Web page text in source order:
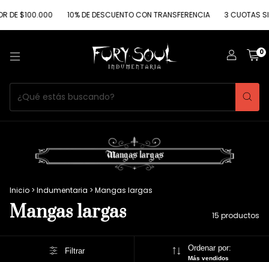
10% DE DESCUENTO CON TRANSFERENCIA 3 CUOTAS SIN
0
Inicio > Indumentaria > Mangas largas
Mangas largas 15 productos
Filtrar Ordenar por:
Más vendidos